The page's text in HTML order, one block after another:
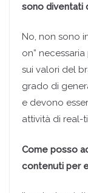
sono diventati
No, non sono
on”
sui valori del
grado di
e devono
attività di real-
Come posso
contenuti per